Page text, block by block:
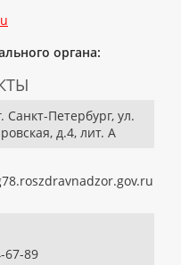
органа:
Санкт-Петербург, ул.
д.4, лит. А
67-89